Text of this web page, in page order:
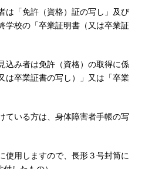
は「免許（資格）証の写し」及び
学校の「卒業証明書（又は卒業証
込み者は免許（資格）の取得に係
は卒業証書の写し）」又は「卒業
ている方は、身体障害者手帳の写
使用しますので、長形３号封筒に